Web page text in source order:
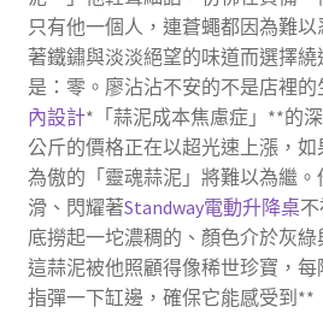
只有他一個人，連蒼蠅都因為難
著鐵鏽與淡淡絕望的味道而選擇
是：零。廖沾沾不安的不是店裡
內設計*「蒜泥成本焦慮症」**的
公斤的價格正在以超光速上漲，
為傲的「靈魂蒜泥」將難以為繼
滑、閃耀著Standway電動升降桌不
底撈起一坨濃稠的、顏色介於灰綠
這蒜泥被他照顧得像稀世珍寶，
指彈一下缸邊，確保它能感受到**